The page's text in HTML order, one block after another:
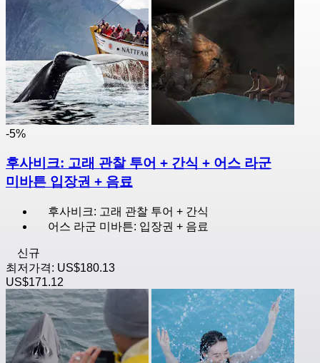
-5%
후사비크: 고래 관찰 투어 + 간식 + 어스 라군
미바튼 입장권 + 음료
후사비크: 고래 관찰 투어 + 간식
어스 라군 미바튼: 입장권 + 음료
신규
최저가격: US$180.13
US$171.12